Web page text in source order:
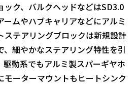
ク、バルクヘッドなどはSD3.0
ムやハブキャリアなどにアルミ
ステアリングブロックは新規設計
、細やかなステアリング特性を引
駆動系でもアルミ製スパーギヤホ
モーターマウントもヒートシンク